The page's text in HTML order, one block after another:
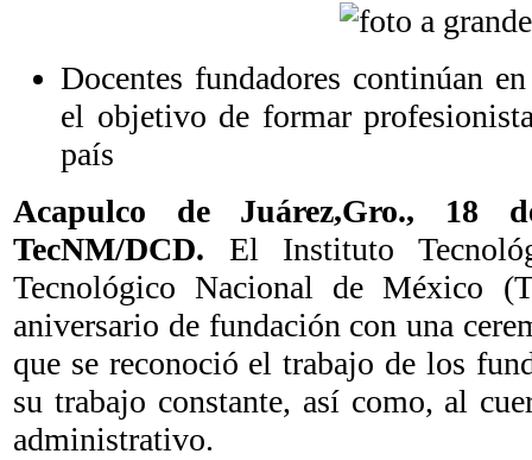
Docentes fundadores continúan
el objetivo de formar
país
Acapulco de Juárez,Gro., 18
TecNM/DCD. El Instituto
Tecnológico Nacional de México
aniversario de fundación con una
que se reconoció el trabajo de los
su trabajo constante, así como, al
administrativo.